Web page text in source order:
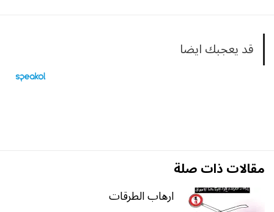
قد يعجبك ايضا
مقالات ذات صلة
ارهاب الطرقات